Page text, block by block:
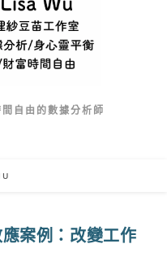
自由的數據分析師
應案例：改變工作